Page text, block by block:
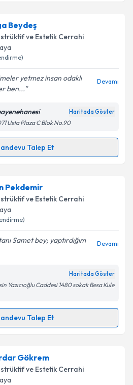
Talebini Gönder
Yalçıniçin randevu takvimi talebi
randevu almanız için bir
e-posta ile bilgilendireceğiz.
işlenmesine ilişkin
Aydınlatma
ve kişisel verilerimin belirtilen
kabul ediyorum.
Beydeş
ve Estetik Cerrahi
yetmez insan odaklı
ben...
Devamı
Haritada Göster
Usta Plaza C Blok No.90
Talep Et
Talebi
için randevu takvimi talebi
randevu almanız için bir
e-posta ile bilgilendireceğiz.
işlenmesine ilişkin
Aydınlatma
ve kişisel verilerimin belirtilen
kabul ediyorum.
Talebini Gönder
Pekdemir
ve Estetik Cerrahi
Samet bey; yaptırdığım
Devamı
Haritada Göster
Yazıcıoğlu Caddesi 1480 sokak Besa Kule
Talep Et
Talebi
için randevu takvimi talebi
randevu almanız için bir
e-posta ile bilgilendireceğiz.
Gökrem
ve Estetik Cerrahi